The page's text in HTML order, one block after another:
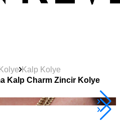
Kalp Kolye
Kalp Charm Zincir Kolye